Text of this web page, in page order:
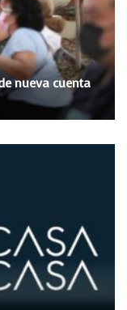
nueva cuenta